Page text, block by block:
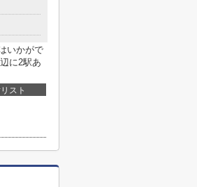
いかがで
に2駅あ
スト